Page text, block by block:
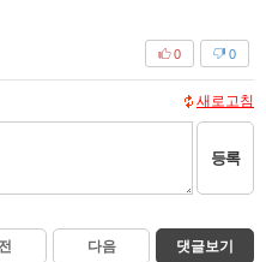
0
0
새로고침
등록
다음 댓글보기